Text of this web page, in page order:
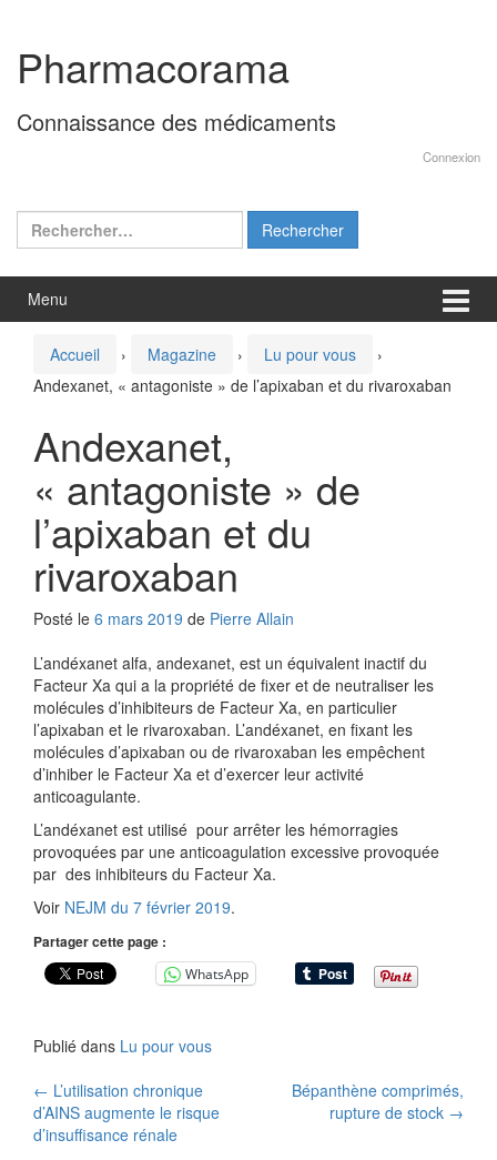
contenu
menu
principal
Pharmacorama
Connaissance des médicaments
Connexion
Rechercher :
Menu
Accueil › Magazine › Lu pour vous
›
Andexanet, « antagoniste » de l’apixaban et du rivaroxaban
Andexanet,
« antagoniste » de
l’apixaban et du
rivaroxaban
Posté le 6 mars 2019 de Pierre Allain
L’andéxanet alfa, andexanet, est un équivalent inactif du
Facteur Xa qui a la propriété de fixer et de neutraliser les
molécules d’inhibiteurs de Facteur Xa, en particulier
l’apixaban et le rivaroxaban. L’andéxanet, en fixant les
molécules d’apixaban ou de rivaroxaban les empêchent
d’inhiber le Facteur Xa et d’exercer leur activité
anticoagulante.
L’andéxanet est utilisé pour arrêter les hémorragies
provoquées par une anticoagulation excessive provoquée
par des inhibiteurs du Facteur Xa.
Voir NEJM du 7 février 2019.
Partager cette page :
WhatsApp
Publié dans Lu pour vous
Navigation
des
← L’utilisation chronique
d’AINS augmente le risque
d’insuffisance rénale
Bépanthène comprimés,
rupture de stock →